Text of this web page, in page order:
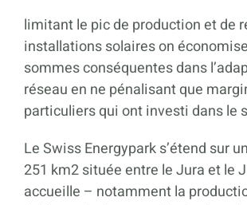
limitant le pic de production et de
installations solaires on
sommes conséquentes dans
réseau en ne pénalisant que
particuliers qui ont investi dans le
Le Swiss Energypark s’étend sur
251 km2située entre le Jura et le
accueille – notamment la